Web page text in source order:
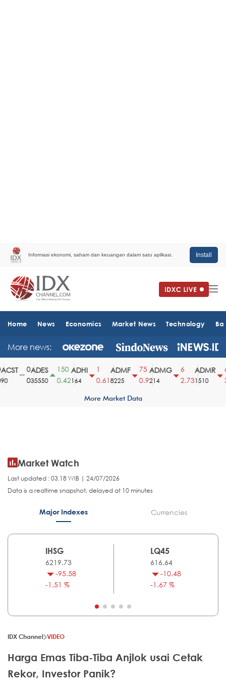
Informasi ekonomi, saham dan keuangan dalam satu aplikasi. Install
Home News Economics Market News Technology
More news:
ADES
35550
150
0.42
ADHI
164
0.61
ADMF
8225
75
0.9
ADMG
214
2.73
ADMR
1510
More Market Data
Market Watch
Last updated : 03.18 WIB | 24/07/2026
Data is a realtime snapshot, delayed at 10 minutes
Major Indexes Currencies
IHSG
6219.73
-95.58
-1.51 %
LQ45
616.64
-10.48
-1.67 %
IDX Channel VIDEO
Harga Emas Tiba-Tiba Anjlok usai Cetak
Rekor, Investor Panik?